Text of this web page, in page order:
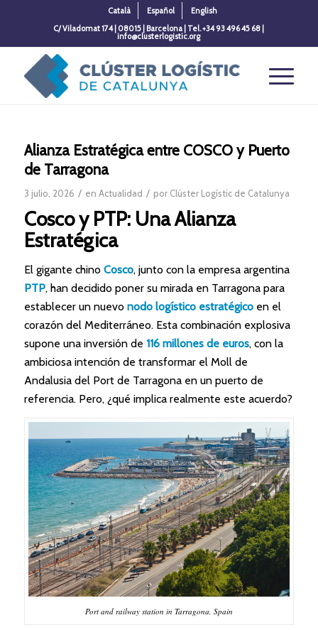
Català Español
English
C/ Viladomat 174 | 08015 | Barcelona | Tel. +34 93 496 45 68 |
info@clusterlogistic.org
Alianza Estratégica entre COSCO y Puerto
de Tarragona
3 julio, 2026 / en Actualidad / por Clúster Logístic de Catalunya
Cosco y PTP: Una Alianza
Estratégica
El gigante chino Cosco, junto con la empresa argentina
PTP, han decidido poner su mirada en Tarragona para
establecer un nuevo nodo logístico estratégicoen el
corazón del Mediterráneo. Esta combinación explosiva
supone una inversión de 116 millones de euros, con la
ambiciosa intención de transformar el Moll de
Andalusia del Port de Tarragona en un puerto de
referencia. Pero, ¿qué implica realmente este acuerdo?
Port and railway station in Tarragona, Spain